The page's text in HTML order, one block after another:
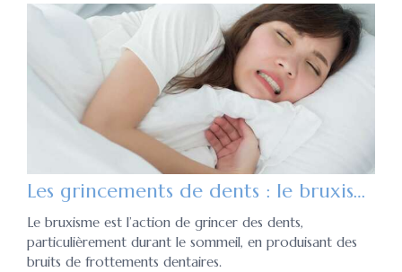
Les grincements de dents : le bruxisme
Le bruxisme est l’action de grincer des dents,
particulièrement durant le sommeil, en produisant des
bruits de frottements dentaires.